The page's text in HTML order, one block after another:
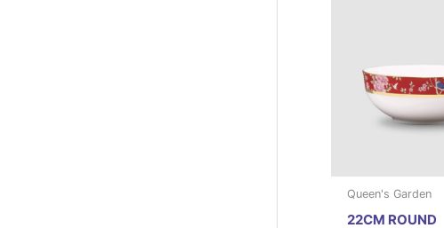
Queen's Garden
22CM ROUND